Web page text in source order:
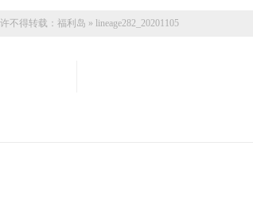
不得转载： 福利岛 » lineage282_20201105